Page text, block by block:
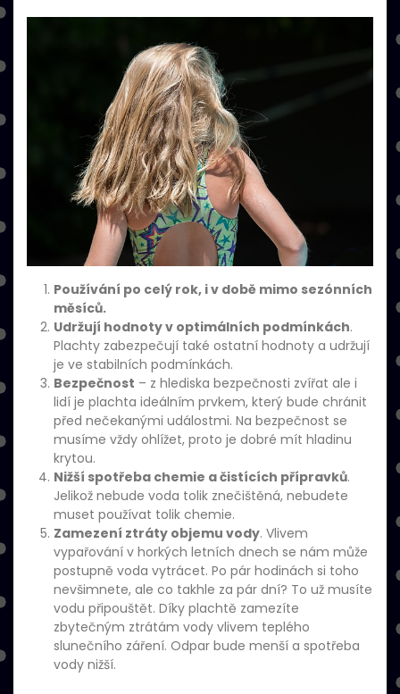
Používání po celý rok, i v době mimo sezónních
měsíců.
Udržují hodnoty v optimálních podmínkách.
Plachty zabezpečují také ostatní hodnoty a udržují
je ve stabilních podmínkách.
Bezpečnost – z hlediska bezpečnosti zvířat ale i
lidí je plachta ideálním prvkem, který bude chránit
před nečekanými událostmi. Na bezpečnost se
musíme vždy ohlížet, proto je dobré mít hladinu
krytou.
Nižší spotřeba chemie a čistících přípravků.
Jelikož nebude voda tolik znečištěná, nebudete
muset používat tolik chemie.
Zamezení ztráty objemu vody. Vlivem
vypařování v horkých letních dnech se nám může
postupně voda vytrácet. Po pár hodinách si toho
nevšimnete, ale co takhle za pár dní? To už musíte
vodu připouštět. Díky plachtě zamezíte
zbytečným ztrátám vody vlivem teplého
slunečního záření. Odpar bude menší a spotřeba
vody nižší.